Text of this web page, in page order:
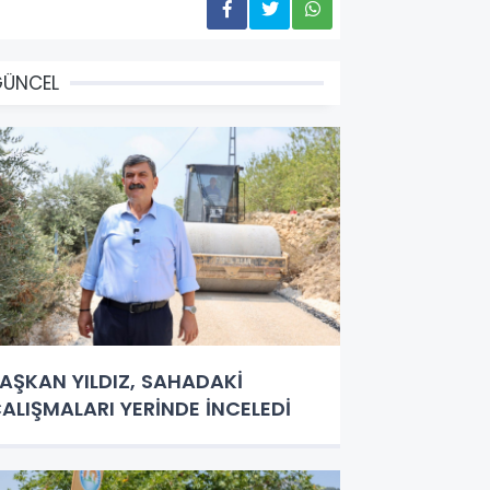
YILDIZ, SAHADAKİ
YERİNDE İNCELEDİ